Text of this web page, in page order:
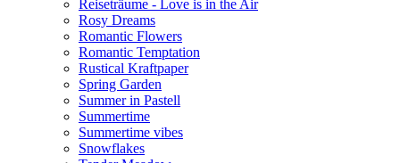
Reiseträume - Love is in the Air
Rosy Dreams
Romantic Flowers
Romantic Temptation
Rustical Kraftpaper
Spring Garden
Summer in Pastell
Summertime
Summertime vibes
Snowflakes